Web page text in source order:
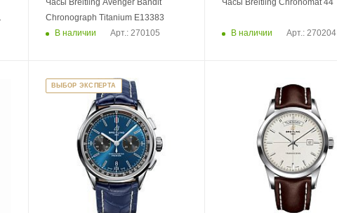
Chronograph Titanium E13383
В наличии
Арт.: 270105 В наличии Арт.: 270204
ВЫБОР ЭКСПЕРТА